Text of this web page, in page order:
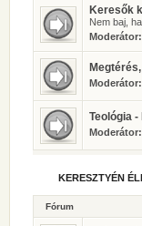
Keresők
Nem baj,
Moderátor:
Moderátor:
Teológia
Moderátor:
KERESZTYÉN
Fórum